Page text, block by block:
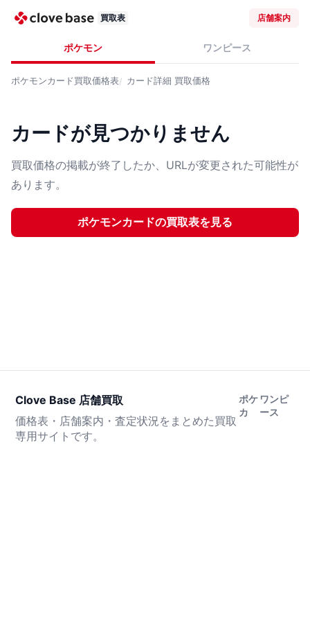
買取表 店舗案内
ポケモン ワンピース
ポケモンカード買取価格表 カード詳細 買取価格
カードが見つかりません
買取価格の掲載が終了したか、URLが変更された可能性が
あります。
ポケモンカードの買取表を見る
Clove Base 店舗買取
価格表・店舗案内・査定状況をまとめた買取
専用サイトです。
ポケ
カ
ワンピ
ース